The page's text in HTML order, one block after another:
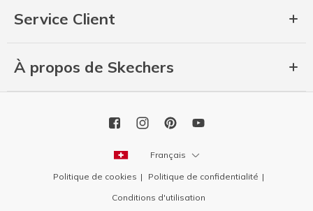
Service Client
À propos de Skechers
Français
Politique de cookies
Politique de confidentialité
Conditions d'utilisation